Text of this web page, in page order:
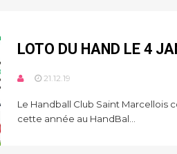
LOTO DU HAND LE 4
21.12.19
Le Handball Club Saint
cette année au HandBal...